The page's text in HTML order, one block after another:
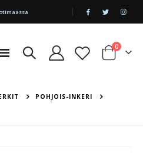
|
Toggle
Cart
0tuotetta
POHJOIS-INKERI